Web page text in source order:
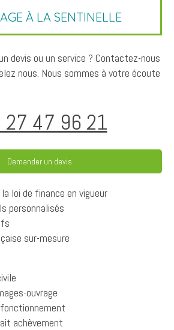
À LA SENTINELLE
devis ou un service ? Contactez-nous
nous. Nous sommes à votre écoute
27 47 96 21
Demander un devis
loi de finance en vigueur
personnalisés
sur-mesure
ouvrage
achèvement